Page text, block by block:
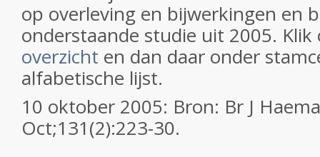
op overleving en bijwerkingen en
onderstaande studie uit 2005.
overzicht en dan daar onder
alfabetische lijst.
10 oktober 2005: Bron: Br J
Oct;131(2):223-30.